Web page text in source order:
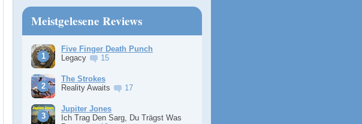
Meistgelesene Reviews
Five Finger Death Punch
Legacy
15
The Strokes
Reality Awaits
17
Jupiter Jones
Ich Trag Den Sarg, Du Trägst Was